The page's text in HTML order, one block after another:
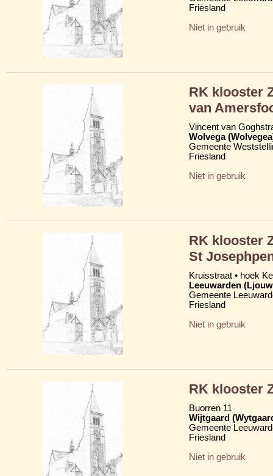
Friesland
Niet in gebruik
RK klooster
van
Vincent van
Wolvega
Gemeente
Friesland
Niet in gebruik
RK klooster
St
Kruisstraat • hoek
Leeuwarden
Gemeente
Friesland
Niet in gebruik
RK klooster
Buorren 11
Wijtgaard
Gemeente
Friesland
Niet in gebruik